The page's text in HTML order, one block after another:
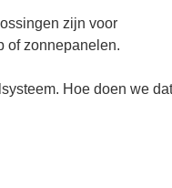
zijn voor
of zonnepanelen.
Hoe doen we